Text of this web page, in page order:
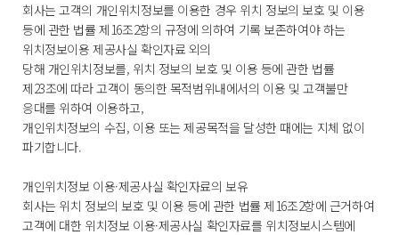
회사는 고객의 개인위치정보를 이용한 경우 위치 정보의 보호 및 이용
등에 관한 법률 제16조2항의 규정에 의하여 기록 보존하여야 하는
위치정보이용 제공사실 확인자료 외의
당해 개인위치정보를, 위치 정보의 보호 및 이용 등에 관한 법률
제23조에 따라 고객이 동의한 목적범위내에서의 이용 및 고객불만
응대를 위하여 이용하고,
개인위치정보의 수집, 이용 또는 제공목적을 달성한 때에는 지체 없이
파기합니다.
개인위치정보 이용·제공사실 확인자료의 보유
회사는 위치 정보의 보호 및 이용 등에 관한 법률 제16조2항에 근거하여
고객에 대한 위치정보 이용·제공사실 확인자료를 위치정보시스템에